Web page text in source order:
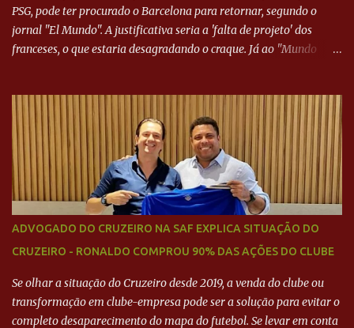
PSG, pode ter procurado o Barcelona para retornar, segundo o
jornal "El Mundo". A justificativa seria a 'falta de projeto' dos
franceses, o que estaria desagradando o craque. Já ao "Mundo
Neymar Pai nega
ADVOGADO DO CRUZEIRO NA SAF EXPLICA SITUAÇÃO DO
CRUZEIRO - RONALDO COMPROU 90% DAS AÇÕES DO CLUBE
Se olhar a situação do Cruzeiro desde 2019, a venda do clube ou
transformação em clube-empresa pode ser a solução para evitar o
completo desaparecimento do mapa do futebol. Se levar em conta